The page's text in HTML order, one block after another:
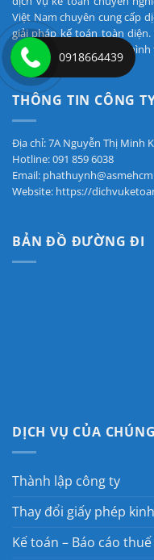
Việt Nam chuyên cung cấp
giải pháp kế toán toàn
cho các vướng mắc của mình
THÔNG TIN CÔNG
Địa chỉ: 7A Nguyễn Thị Minh
Hotline: 091 859 6038
Email:
Website: https://
BẢN ĐỒ ĐƯỜNG ĐI
DỊCH VỤ CỦA
Thành lập công ty
Thay đổi giấy phép
Kế toán – Báo cáo thuế
0918664439